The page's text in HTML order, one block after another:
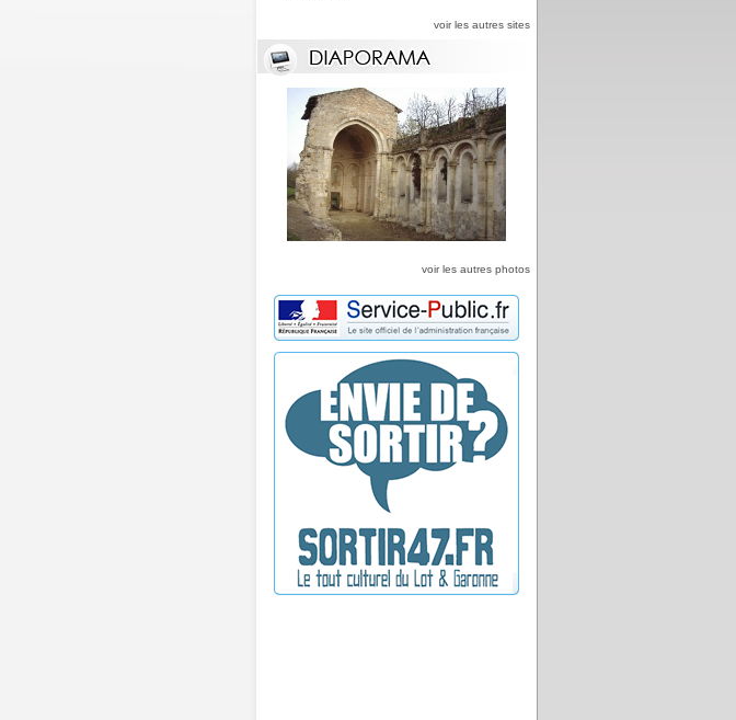
voir les autres sites
voir les autres photos